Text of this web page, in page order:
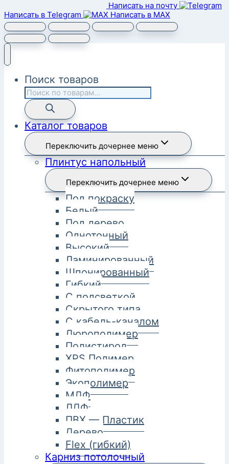
Написать на почту
Написать в Telegram
Написать в MAX
Поиск товаров
Каталог товаров
Переключить дочернее меню
Плинтус напольный
Переключить дочернее меню
Под покраску
Белый
Под дерево
Однотонный
Высокий
Ламинированный
Шпонированный
Гибкий
С подсветкой
Скрытого типа
С кабель-каналом
Дюрополимер
Полистирол
XPS Полимер
Фитополимер
Экополимер
МДФ
ЛДФ
ПВХ — Пластик
Дерево
Flex (гибкий)
Карниз потолочный